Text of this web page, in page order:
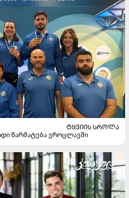
ᲢᲧᲕᲘᲘᲡ ᲡᲠᲝᲚᲐ
წარმატება ვროცლავში